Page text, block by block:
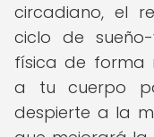
circadiano, el
ciclo de
física de forma
a tu cuerpo
despierte a la